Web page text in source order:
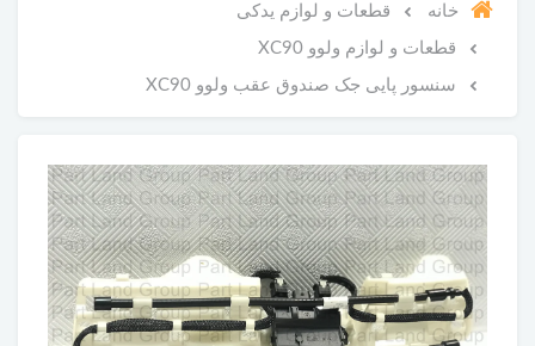
خانه قطعات و لوازم یدکی
قطعات و لوازم ولوو XC90
سنسور پایی جک صندوق عقب ولوو XC90